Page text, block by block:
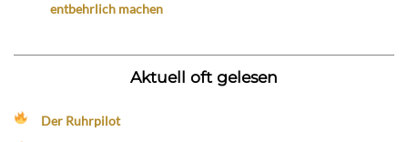
entbehrlich machen
Aktuell oft gelesen
Der Ruhrpilot